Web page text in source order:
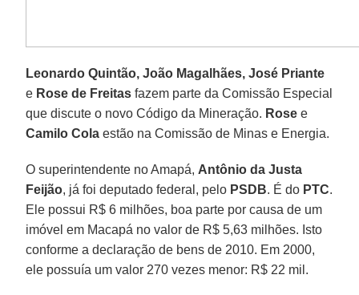
Leonardo Quintão, João Magalhães, José Priante
e Rose de Freitas fazem parte da Comissão Especial
que discute o novo Código da Mineração. Rose e
Camilo Cola estão na Comissão de Minas e Energia.
O superintendente no Amapá, Antônio da Justa
Feijão, já foi deputado federal, pelo PSDB. É do PTC.
Ele possui R$ 6 milhões, boa parte por causa de um
imóvel em Macapá no valor de R$ 5,63 milhões. Isto
conforme a declaração de bens de 2010. Em 2000,
ele possuía um valor 270 vezes menor: R$ 22 mil.